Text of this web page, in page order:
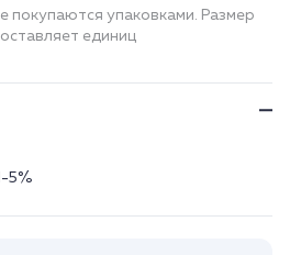
покупаются упаковками. Размер
единиц
5%